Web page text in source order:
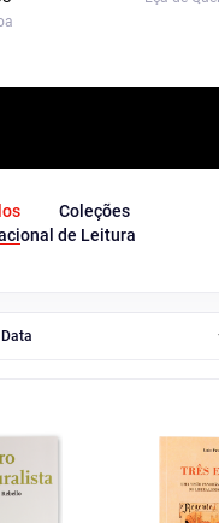
Coleções
de Leitura
Data